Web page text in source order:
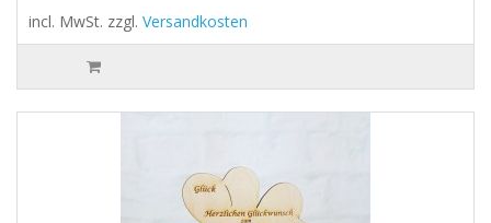
incl. MwSt. zzgl. Versandkosten